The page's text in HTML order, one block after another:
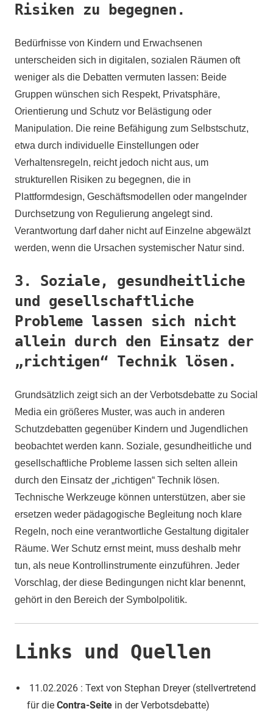
Risiken zu begegnen.
Bedürfnisse von Kindern und Erwachsenen
unterscheiden sich in digitalen, sozialen Räumen oft
weniger als die Debatten vermuten lassen: Beide
Gruppen wünschen sich Respekt, Privatsphäre,
Orientierung und Schutz vor Belästigung oder
Manipulation. Die reine Befähigung zum Selbstschutz,
etwa durch individuelle Einstellungen oder
Verhaltensregeln, reicht jedoch nicht aus, um
strukturellen Risiken zu begegnen, die in
Plattformdesign, Geschäftsmodellen oder mangelnder
Durchsetzung von Regulierung angelegt sind.
Verantwortung darf daher nicht auf Einzelne abgewälzt
werden, wenn die Ursachen systemischer Natur sind.
3. Soziale, gesundheitliche
und gesellschaftliche
Probleme lassen sich nicht
allein durch den Einsatz der
„richtigen“ Technik lösen.
Grundsätzlich zeigt sich an der Verbotsdebatte zu Social
Media ein größeres Muster, was auch in anderen
Schutzdebatten gegenüber Kindern und Jugendlichen
beobachtet werden kann. Soziale, gesundheitliche und
gesellschaftliche Probleme lassen sich selten allein
durch den Einsatz der „richtigen“ Technik lösen.
Technische Werkzeuge können unterstützen, aber sie
ersetzen weder pädagogische Begleitung noch klare
Regeln, noch eine verantwortliche Gestaltung digitaler
Räume. Wer Schutz ernst meint, muss deshalb mehr
tun, als neue Kontrollinstrumente einzuführen. Jeder
Vorschlag, der diese Bedingungen nicht klar benennt,
gehört in den Bereich der Symbolpolitik.
Links und Quellen
11.02.2026 : Text von Stephan Dreyer (stellvertretend
für die Contra-Seite in der Verbotsdebatte) ​